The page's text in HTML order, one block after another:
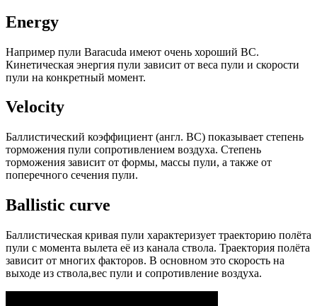
Energy
Например пули Baracuda имеют очень хороший ВС.
Кинетическая энергия пули зависит от веса пули и скорости
пули на конкретный момент.
Velocity
Баллистический коэффициент (англ. ВС) показывает степень
торможения пули сопротивлением воздуха. Степень
торможения зависит от формы, массы пули, а также от
поперечного сечения пули.
Ballistic curve
Баллистическая кривая пули характеризует траекторию полёта
пули с момента вылета её из канала ствола. Траектория полёта
зависит от многих факторов. В основном это скорость на
выходе из ствола,вес пули и сопротивление воздуха.